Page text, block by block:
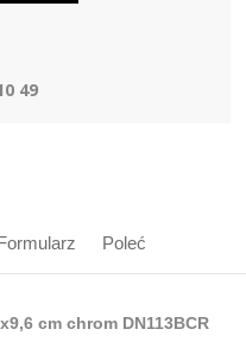
49
Poleć
cm chrom DN113BCR